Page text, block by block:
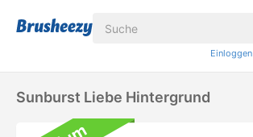
Einloggen
Sunburst Liebe Hintergrund